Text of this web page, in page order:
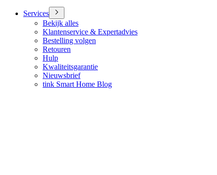
Services
Bekijk alles
Klantenservice & Expertadvies
Bestelling volgen
Retouren
Hulp
Kwaliteitsgarantie
Nieuwsbrief
tink Smart Home Blog